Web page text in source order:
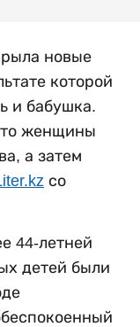
новые
которой
и бабушка.
женщины
а затем
со
44-летней
детей были